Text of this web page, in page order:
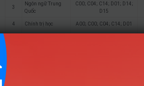
3
Ngôn ngữ Trung
Quốc
C00; C04; C14; D01; D14;
D15
4 Chính trị học A00; C00; C04; C14; D01